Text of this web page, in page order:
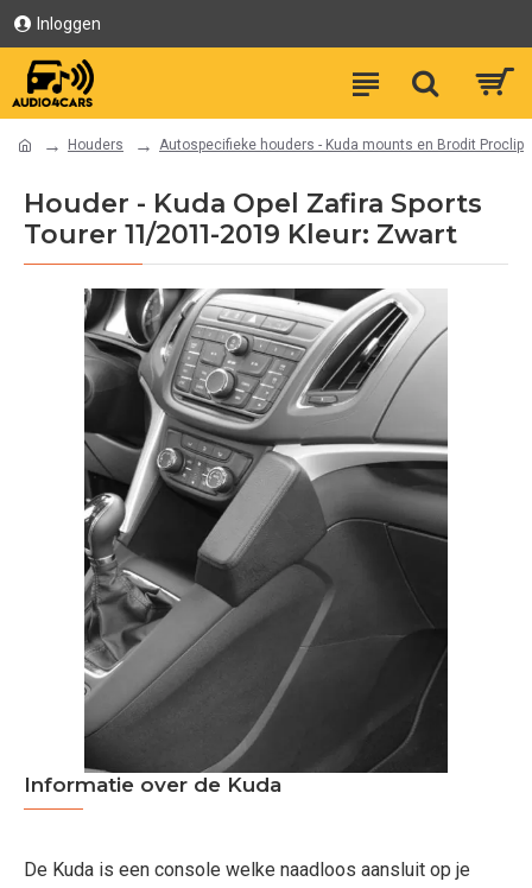
Inloggen
Houders Autospecifieke houders - Kuda mounts en Brodit Proclip
Houder - Kuda Opel Zafira Sports
Tourer 11/2011-2019 Kleur: Zwart
Informatie over de Kuda
De Kuda is een console welke naadloos aansluit op je